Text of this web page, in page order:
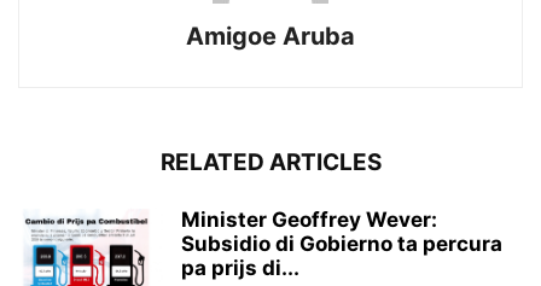
Amigoe Aruba
RELATED ARTICLES
Minister Geoffrey Wever:
Subsidio di Gobierno ta percura
pa prijs di...